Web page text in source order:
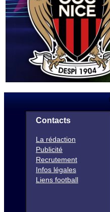
Contacts
La rédaction
Publicité
Recrutement
Infos légales
Liens football